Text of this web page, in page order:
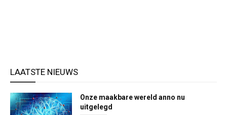
LAATSTE NIEUWS
Onze maakbare wereld anno nu
uitgelegd